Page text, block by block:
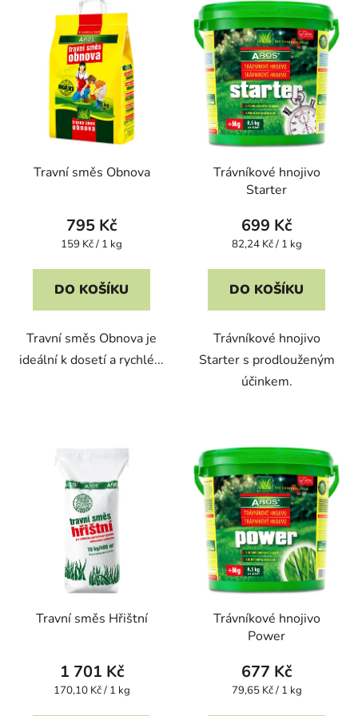
Travní směs Obnova
795 Kč
Měrná
159 Kč / 1 kg
DO KOŠÍKU
Travní směs Obnova je
ideální k dosetí a rychlé...
Trávníkové hnojivo
Starter
699 Kč
Měrná
82,24 Kč / 1 kg
DO KOŠÍKU
Trávníkové hnojivo
Starter s prodlouženým
účinkem.
Travní směs Hřištní
1 701 Kč
Měrná
170,10 Kč / 1 kg
Trávníkové hnojivo
Power
677 Kč
Měrná
79,65 Kč / 1 kg